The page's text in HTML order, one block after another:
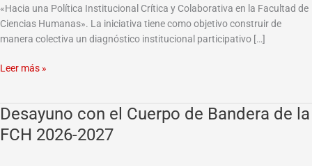
«Hacia una Política Institucional Crítica y Colaborativa en la Facultad de
Ciencias Humanas». La iniciativa tiene como objetivo construir de
manera colectiva un diagnóstico institucional participativo […]
de
Redes
sobre
Artificial
2026)
Leer más »
Desayuno con el Cuerpo de Bandera de la
FCH 2026-2027
Desayuno
el